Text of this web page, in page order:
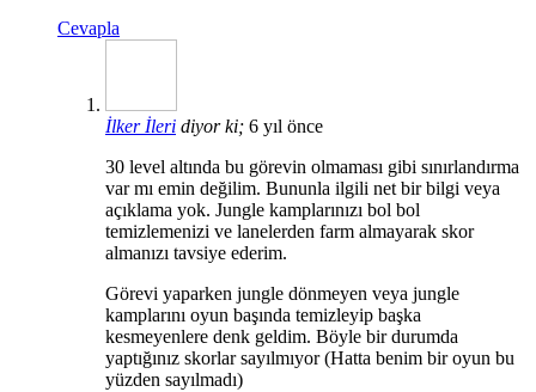
Cevapla
İlker İleri diyor ki; 6 yıl önce
30 level altında bu görevin olmaması gibi sınırlandırma
var mı emin değilim. Bununla ilgili net bir bilgi veya
açıklama yok. Jungle kamplarınızı bol bol
temizlemenizi ve lanelerden farm almayarak skor
almanızı tavsiye ederim.
Görevi yaparken jungle dönmeyen veya jungle
kamplarını oyun başında temizleyip başka
kesmeyenlere denk geldim. Böyle bir durumda
yaptığınız skorlar sayılmıyor (Hatta benim bir oyun bu
yüzden sayılmadı)